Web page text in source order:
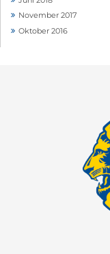
November 2017
Oktober 2016